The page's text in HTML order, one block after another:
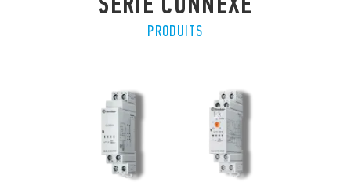
PRODUITS